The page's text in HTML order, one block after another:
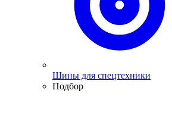
Шины для спецтехники
Подбор